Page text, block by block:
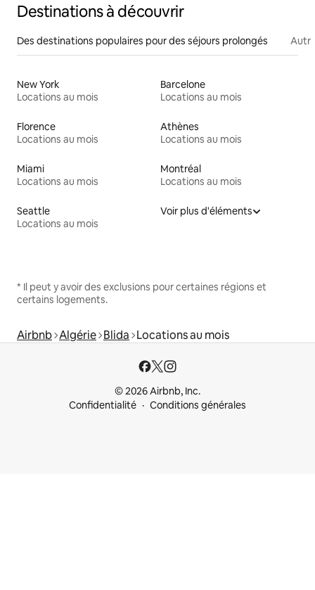
Destinations à découvrir
Des destinations populaires pour des séjours prolongés
New York
Locations au mois
Barcelone
Locations au mois
Florence
Locations au mois
Athènes
Locations au mois
Miami
Locations au mois
Montréal
Locations au mois
Seattle
Locations au mois
Voir plus d'éléments
* Il peut y avoir des exclusions pour certaines régions et
certains logements.
Airbnb Algérie Blida Locations au mois
© 2026 Airbnb, Inc.
Confidentialité
Conditions générales